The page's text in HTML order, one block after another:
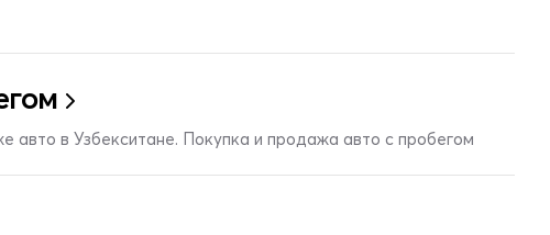
авто в Узбекситане. Покупка и продажа авто с пробегом